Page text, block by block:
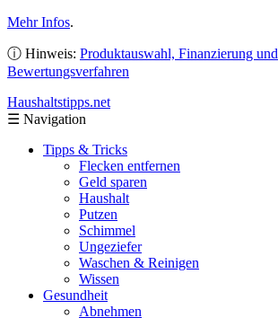
Mehr Infos.
ⓘ Hinweis: Produktauswahl, Finanzierung und
Bewertungsverfahren
Haushaltstipps.net
☰ Navigation
Tipps & Tricks
Flecken entfernen
Geld sparen
Haushalt
Putzen
Schimmel
Ungeziefer
Waschen & Reinigen
Wissen
Gesundheit
Abnehmen